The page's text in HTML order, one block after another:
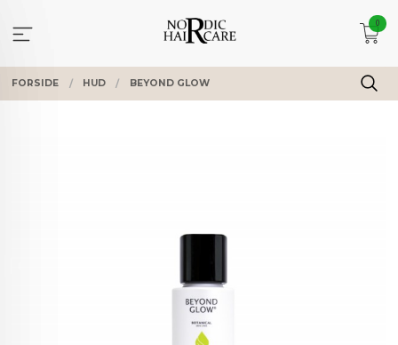
innholdet
0
FORSIDE HUD BEYOND GLOW